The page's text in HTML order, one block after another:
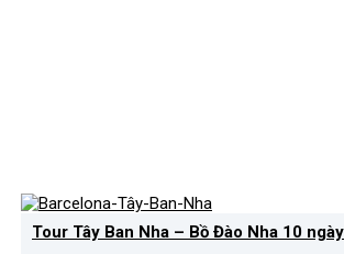
Tour Tây Ban Nha – Bồ Đào Nha 10